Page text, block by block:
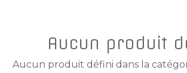
Aucun produit
Aucun produit défini dans la